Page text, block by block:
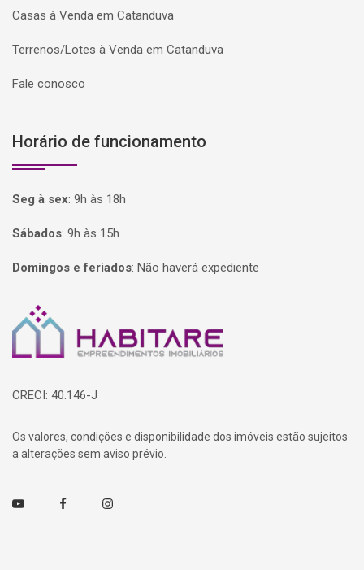
Casas à Venda em Catanduva
Terrenos/Lotes à Venda em Catanduva
Fale conosco
Horário de funcionamento
Seg à sex: 9h às 18h
Sábados: 9h às 15h
Domingos e feriados: Não haverá expediente
Página inicial
CRECI: 40.146-J
Os valores, condições e disponibilidade dos imóveis estão sujeitos
a alterações sem aviso prévio.
Youtube FacebookInstagram